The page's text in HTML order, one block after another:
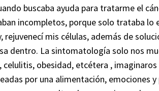
buscaba ayuda para tratarme el
incompletos, porque solo trataba
mis células, además de
dentro. La sintomatología solo nos
obesidad, etcétera ,
por una alimentación,